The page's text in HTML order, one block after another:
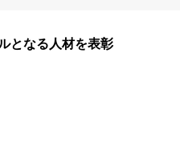
となる人材を表彰